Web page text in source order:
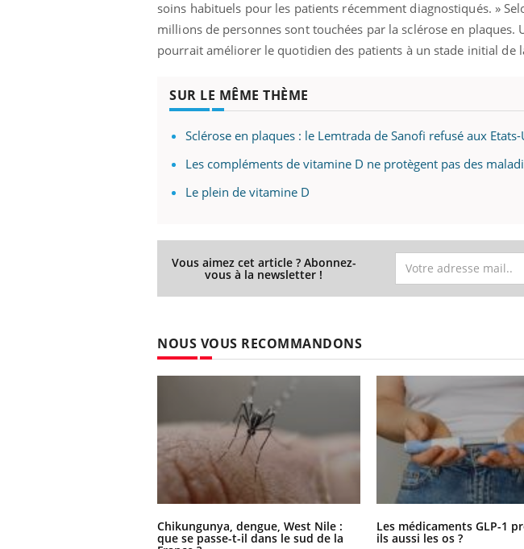
soins habituels pour les patients récemment diagnostiqués. »
millions de personnes sont touchées par la sclérose en plaques.
pourrait améliorer le quotidien des patients à un stade initial de
SUR LE MÊME THÈME
Sclérose en plaques : le Lemtrada de Sanofi refusé aux
Les compléments de vitamine D ne protègent pas des
Le plein de vitamine D
Vous aimez cet article ? Abonnez-
vous à la newsletter !
NOUS VOUS RECOMMANDONS
Chikungunya, dengue, West Nile :
que se passe-t-il dans le sud de la
Les médicaments GLP-1
ils aussi les os ?